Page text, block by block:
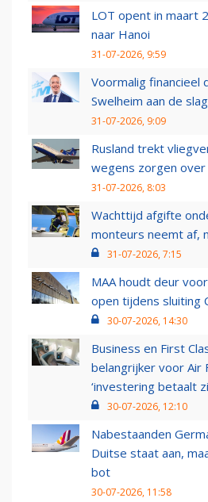
LOT opent in maart
naar Hanoi
31-07-2026, 9:59
Voormalig financieel
Swelheim aan de
31-07-2026, 9:09
Rusland trekt
wegens zorgen over
31-07-2026, 8:03
Wachttijd afgifte
monteurs neemt af,
31-07-2026, 7:15
MAA houdt deur
open tijdens sluiting
30-07-2026, 14:30
Business en First
belangrijker voor Air
‘investering betaalt
30-07-2026, 12:10
Nabestaanden
Duitse staat aan,
bot
30-07-2026, 11:58